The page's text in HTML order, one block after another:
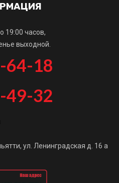
19:00 часов,
выходной.
64-18
49-32
ул. Ленинградская д. 16 а